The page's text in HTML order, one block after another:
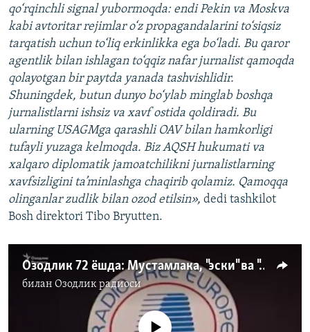
qo‘rqinchli signal yubormoqda: endi Pekin va Moskva
kabi avtoritar rejimlar o‘z propagandalarini to‘siqsiz
tarqatish uchun to‘liq erkinlikka ega bo‘ladi. Bu qaror
agentlik bilan ishlagan to‘qqiz nafar jurnalist qamoqda
qolayotgan bir paytda yanada tashvishlidir.
Shuningdek, butun dunyo bo‘ylab minglab boshqa
jurnalistlarni ishsiz va xavf ostida qoldiradi. Bu
ularning USAGMga qarashli OAV bilan hamkorligi
tufayli yuzaga kelmoqda. Biz AQSH hukumati va
xalqaro diplomatik jamoatchilikni jurnalistlarning
xavfsizligini ta’minlashga chaqirib qolamiz. Qamoqqa
olinganlar zudlik bilan ozod etilsin», dedi tashkilot
Bosh direktori Tibo Bryutten.
Озодлик 72 ёшда: Мустамлака, "эски" ва "янги" Ўзбекистон солномаси (2-қисм)
билан Озодлик радиоси
Айни дамда медиа-манба мавжуд эмас